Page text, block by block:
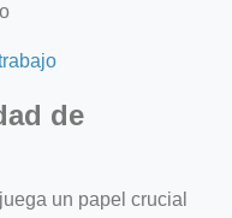
de
un papel crucial